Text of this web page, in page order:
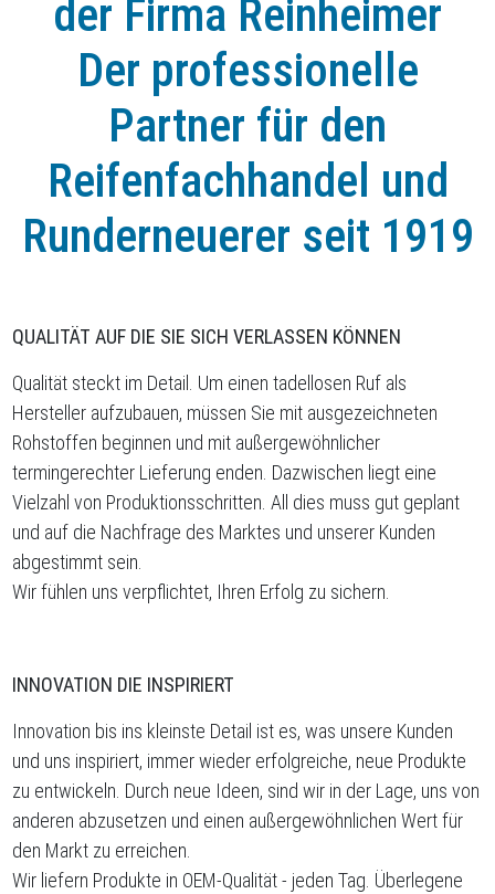
der Firma Reinheimer
Der professionelle
Partner für den
Reifenfachhandel und
Runderneuerer seit 1919
QUALITÄT AUF DIE SIE SICH VERLASSEN KÖNNEN
Qualität steckt im Detail. Um einen tadellosen Ruf als
Hersteller aufzubauen, müssen Sie mit ausgezeichneten
Rohstoffen beginnen und mit außergewöhnlicher
termingerechter Lieferung enden. Dazwischen liegt eine
Vielzahl von Produktionsschritten. All dies muss gut geplant
und auf die Nachfrage des Marktes und unserer Kunden
abgestimmt sein.
Wir fühlen uns verpflichtet, Ihren Erfolg zu sichern.
INNOVATION DIE INSPIRIERT
Innovation bis ins kleinste Detail ist es, was unsere Kunden
und uns inspiriert, immer wieder erfolgreiche, neue Produkte
zu entwickeln. Durch neue Ideen, sind wir in der Lage, uns von
anderen abzusetzen und einen außergewöhnlichen Wert für
den Markt zu erreichen.
Wir liefern Produkte in OEM-Qualität - jeden Tag. Überlegene